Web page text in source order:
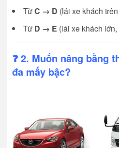
TừC → D (lái xe khách
Từ D → E (lái xe khách
❓ 2. Muốn nâng bằng
đa mấy bậc?